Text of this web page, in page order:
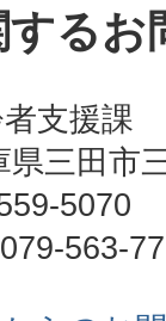
るお
支援課
県三田市
5070
563-